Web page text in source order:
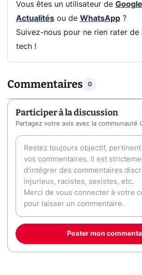
Vous êtes un utilisateur de Google
Actualitésou de WhatsApp?
Suivez-nous pour ne rien rater de
tech !
Commentaires 0
Participer à la discussion
Partagez votre avis avec la communauté
Poster mon